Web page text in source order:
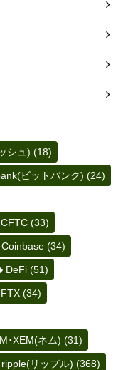
シュ) (18)
ビットバンク) (24)
CFTC (33)
Coinbase (34)
DeFi (51)
FTX (34)
･XEM(ネム) (31)
ripple(リップル) (368)